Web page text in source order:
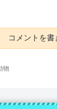
コメントを書
物